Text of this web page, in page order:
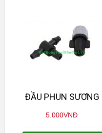
ĐẦU PHUN SƯƠNG
5.000VNĐ